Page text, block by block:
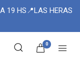
19 HS📍LAS HERAS
0